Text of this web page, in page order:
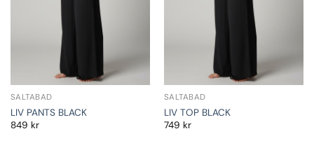
SALTABAD
LIV PANTS BLACK
849 kr
SALTABAD
LIV TOP BLACK
749 kr